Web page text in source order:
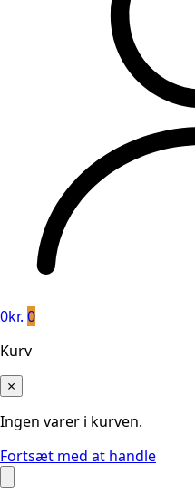
0kr. 0
Kurv
×
Ingen varer i kurven.
Fortsæt med at handle